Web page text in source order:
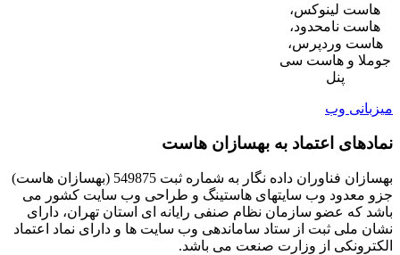
هاست لینوکس،
هاست نامحدود،
هاست وردپرس،
جوملا و هاست سی
پنل
میزبانی وب
نمادهای اعتماد به بهسازان هاست
بهسازان فناوران داده نگار به شماره ثبت 549875 (بهسازان هاست)
جزو معدود وب سایتهای هاستینگ و طراحی وب سایت کشور می
باشد که عضو سازمان نظام صنفی رایانه ای استان تهران، دارای
نشان ملی ثبت از ستاد ساماندهی وب سایت ها و دارای نماد اعتماد
الکترونکی از وزارت صنعت می باشد.